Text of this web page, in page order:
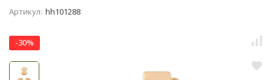
Артикул: hh101288
-30%